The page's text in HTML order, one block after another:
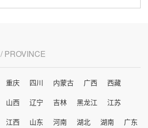
/ PROVINCE
重庆 四川 内蒙古 广西
西藏
山西 辽宁 吉林 黑龙江
江苏
江西 山东 河南 湖北 湖南 广东